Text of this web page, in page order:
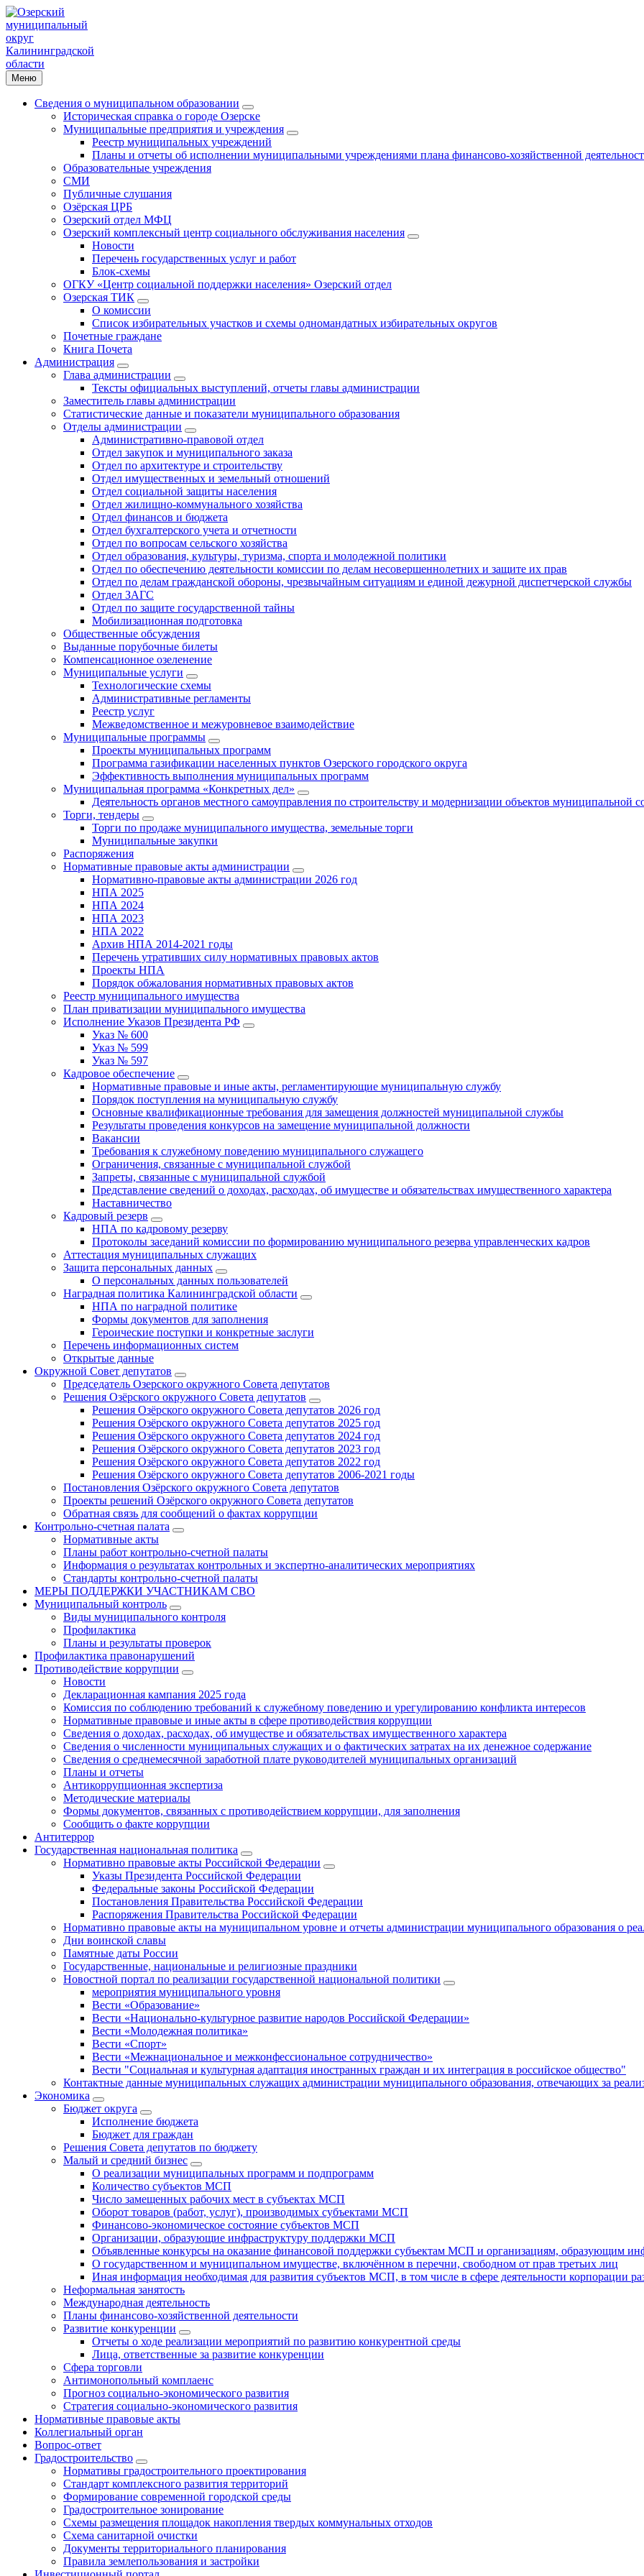
Меню
Сведения о муниципальном образовании
Историческая справка о городе Озерске
Муниципальные предприятия и учреждения
Реестр муниципальных учреждений
Планы и отчеты об исполнении муниципальными учреждениями плана финансово-хозяйственной
Образовательные учреждения
СМИ
Публичные слушания
Озёрская ЦРБ
Озерский отдел МФЦ
Озерский комплексный центр социального обслуживания населения
Новости
Перечень государственных услуг и работ
Блок-схемы
ОГКУ «Центр социальной поддержки населения» Озерский отдел
Озерская ТИК
О комиссии
Список избирательных участков и схемы одномандатных избирательных округов
Почетные граждане
Книга Почета
Администрация
Глава администрации
Тексты официальных выступлений, отчеты главы администрации
Заместитель главы администрации
Статистические данные и показатели муниципального образования
Отделы администрации
Административно-правовой отдел
Отдел закупок и муниципального заказа
Отдел по архитектуре и строительству
Отдел имущественных и земельный отношений
Отдел социальной защиты населения
Отдел жилищно-коммунального хозяйства
Отдел финансов и бюджета
Отдел бухгалтерского учета и отчетности
Отдел по вопросам сельского хозяйства
Отдел образования, культуры, туризма, спорта и молодежной политики
Отдел по обеспечению деятельности комиссии по делам несовершеннолетних и защите их прав
Отдел по делам гражданской обороны, чрезвычайным ситуациям и единой дежурной диспетчерской службы
Отдел ЗАГС
Отдел по защите государственной тайны
Мобилизационная подготовка
Общественные обсуждения
Выданные порубочные билеты
Компенсационное озеленение
Муниципальные услуги
Технологические схемы
Административные регламенты
Реестр услуг
Межведомственное и межуровневое взаимодействие
Муниципальные программы
Проекты муниципальных программ
Программа газификации населенных пунктов Озерского городского округа
Эффективность выполнения муниципальных программ
Муниципальная программа «Конкретных дел»
Деятельность органов местного самоуправления по строительству и модернизации объектов муниципальной
Торги, тендеры
Торги по продаже муниципального имущества, земельные торги
Муниципальные закупки
Распоряжения
Нормативные правовые акты администрации
Нормативно-правовые акты администрации 2026 год
НПА 2025
НПА 2024
НПА 2023
НПА 2022
Архив НПА 2014-2021 годы
Перечень утративших силу нормативных правовых актов
Проекты НПА
Порядок обжалования нормативных правовых актов
Реестр муниципального имущества
План приватизации муниципального имущества
Исполнение Указов Президента РФ
Указ № 600
Указ № 599
Указ № 597
Кадровое обеспечение
Нормативные правовые и иные акты, регламентирующие муниципальную службу
Порядок поступления на муниципальную службу
Основные квалификационные требования для замещения должностей муниципальной службы
Результаты проведения конкурсов на замещение муниципальной должности
Вакансии
Требования к служебному поведению муниципального служащего
Ограничения, связанные с муниципальной службой
Запреты, связанные с муниципальной службой
Представление сведений о доходах, расходах, об имуществе и обязательствах имущественного характера
Наставничество
Кадровый резерв
НПА по кадровому резерву
Протоколы заседаний комиссии по формированию муниципального резерва управленческих кадров
Аттестация муниципальных служащих
Защита персональных данных
О персональных данных пользователей
Наградная политика Калининградской области
НПА по наградной политике
Формы документов для заполнения
Героические поступки и конкретные заслуги
Перечень информационных систем
Открытые данные
Окружной Совет депутатов
Председатель Озерского окружного Совета депутатов
Решения Озёрского окружного Совета депутатов
Решения Озёрского окружного Совета депутатов 2026 год
Решения Озёрского окружного Совета депутатов 2025 год
Решения Озёрского окружного Совета депутатов 2024 год
Решения Озёрского окружного Совета депутатов 2023 год
Решения Озёрского окружного Совета депутатов 2022 год
Решения Озёрского окружного Совета депутатов 2006-2021 годы
Постановления Озёрского окружного Совета депутатов
Проекты решений Озёрского окружного Совета депутатов
Обратная связь для сообщений о фактах коррупции
Контрольно-счетная палата
Нормативные акты
Планы работ контрольно-счетной палаты
Информация о результатах контрольных и экспертно-аналитических мероприятиях
Стандарты контрольно-счетной палаты
МЕРЫ ПОДДЕРЖКИ УЧАСТНИКАМ СВО
Муниципальный контроль
Виды муниципального контроля
Профилактика
Планы и результаты проверок
Профилактика правонарушений
Противодействие коррупции
Новости
Декларационная кампания 2025 года
Комиссия по соблюдению требований к служебному поведению и урегулированию конфликта интересов
Нормативные правовые и иные акты в сфере противодействия коррупции
Сведения о доходах, расходах, об имуществе и обязательствах имущественного характера
Сведения о численности муниципальных служащих и о фактических затратах на их денежное содержание
Сведения о среднемесячной заработной плате руководителей муниципальных организаций
Планы и отчеты
Антикоррупционная экспертиза
Методические материалы
Формы документов, связанных с противодействием коррупции, для заполнения
Сообщить о факте коррупции
Антитеррор
Государственная национальная политика
Нормативно правовые акты Российской Федерации
Указы Президента Российской Федерации
Федеральные законы Российской Федерации
Постановления Правительства Российской Федерации
Распоряжения Правительства Российской Федерации
Нормативно правовые акты на муниципальном уровне и отчеты администрации муниципального образования о
Дни воинской славы
Памятные даты России
Государственные, национальные и религиозные праздники
Новостной портал по реализации государственной национальной политики
мероприятия муниципального уровня
Вести «Образование»
Вести «Национально-культурное развитие народов Российской Федерации»
Вести «Молодежная политика»
Вести «Спорт»
Вести «Межнациональное и межконфессиональное сотрудничество»
Вести "Социальная и культурная адаптация иностранных граждан и их интеграция в российское общество"
Контактные данные муниципальных служащих администрации муниципального образования, отвечающих за
Экономика
Бюджет округa
Исполнение бюджета
Бюджет для граждан
Решения Совета депутатов по бюджету
Малый и средний бизнес
О реализации муниципальных программ и подпрограмм
Количество субъектов МСП
Число замещенных рабочих мест в субъектах МСП
Оборот товаров (работ, услуг), производимых субъектами МСП
Финансово-экономическое состояние субъектов МСП
Организации, образующие инфраструктуру поддержки МСП
Объявленные конкурсы на оказание финансовой поддержки субъектам МСП и организациям, образующим
О государственном и муниципальном имуществе, включённом в перечни, свободном от прав третьих лиц
Иная информация необходимая для развития субъектов МСП, в том числе в сфере деятельности корпорации
Неформальная занятость
Международная деятельность
Планы финансово-хозяйственной деятельности
Развитие конкуренции
Отчеты о ходе реализации мероприятий по развитию конкурентной среды
Лица, ответственные за развитие конкуренции
Сфера торговли
Антимонопольный комплаенс
Прогноз социально-экономического развития
Стратегия социально-экономического развития
Нормативные правовые акты
Коллегиальный орган
Вопрос-ответ
Градостроительство
Нормативы градостроительного проектирования
Стандарт комплексного развития территорий
Формирование современной городской среды
Градостроительное зонирование
Схемы размещения площадок накопления твердых коммунальных отходов
Схема санитарной очистки
Документы территориального планирования
Правила землепользования и застройки